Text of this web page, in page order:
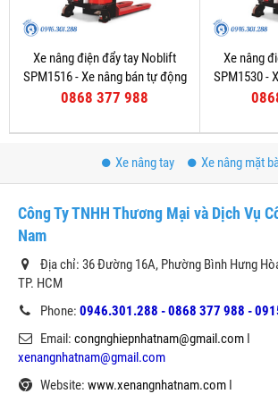
Xe nâng điện đẩy tay Noblift
SPM1516 - Xe nâng bán tự động
0868 377 988
Xe nâng
SPM1530 -
Xe nâng tay Xe nâng mặt
Công Ty TNHH Thương Mại và Dịch Vụ
Nam
Địa chỉ: 36 Đường 16A, Phường Bình Hưng
TP. HCM
Phone: 0946.301.288 - 0868 377 988 -
Email: congnghiepnhatnam@gmail.com I
xenangnhatnam@gmail.com
Website: www.xenangnhatnam.com I